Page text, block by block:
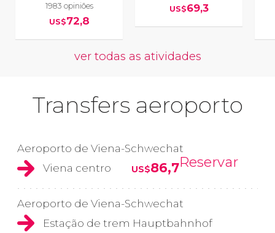
1983 opiniões
US$72,8
US$69,3
ver todas as atividades
Transfers aeroporto
Aeroporto de Viena-Schwechat
Viena centro
US$86,7Reservar
Aeroporto de Viena-Schwechat
Estação de trem Hauptbahnhof